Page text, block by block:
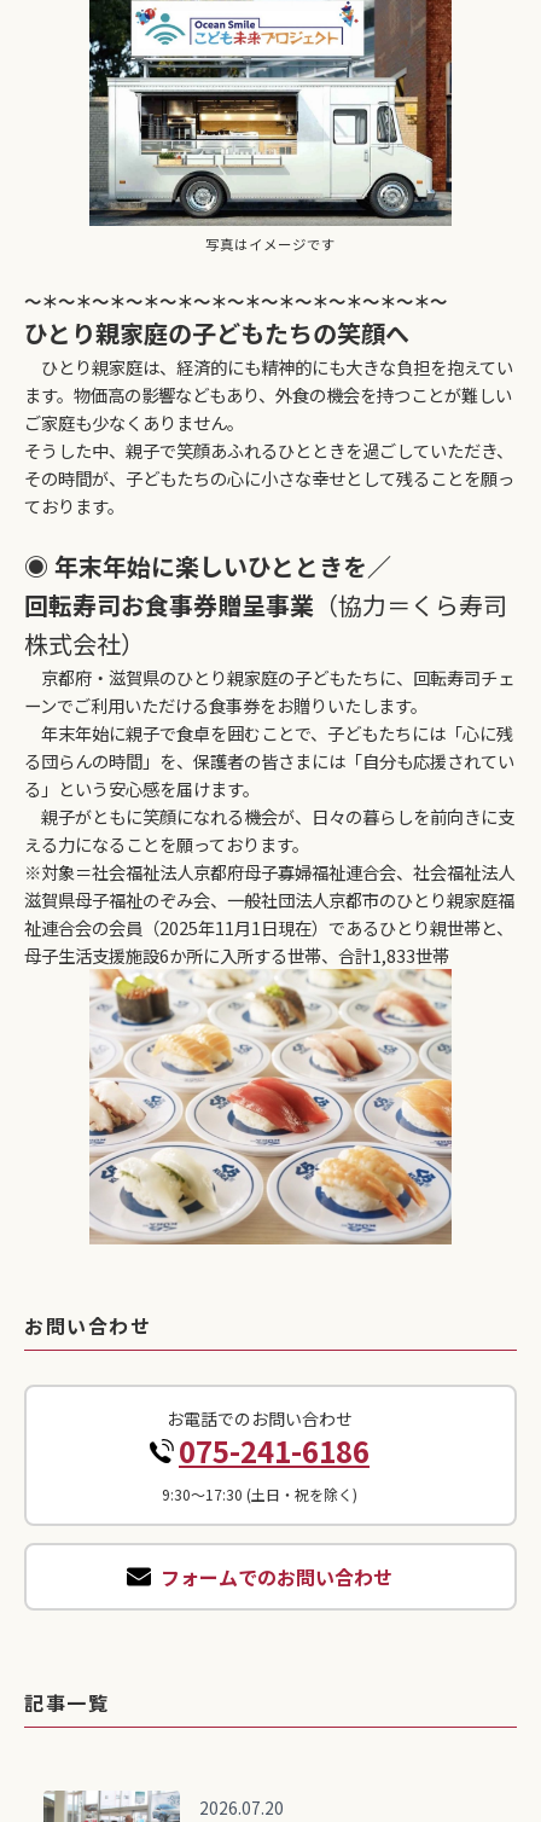
写真はイメージです
～＊～＊～＊～＊～＊～＊～＊～＊～＊～＊～＊～＊～
ひとり親家庭の子どもたちの笑顔へ
ひとり親家庭は、経済的にも精神的にも大きな負担を抱えてい
ます。物価高の影響などもあり、外食の機会を持つことが難しい
ご家庭も少なくありません。
そうした中、親子で笑顔あふれるひとときを過ごしていただき、
その時間が、子どもたちの心に小さな幸せとして残ることを願っ
ております。
◉ 年末年始に楽しいひとときを／
回転寿司お食事券贈呈事業 （協力＝くら寿司
株式会社）
京都府・滋賀県のひとり親家庭の子どもたちに、回転寿司チェ
ーンでご利用いただける食事券をお贈りいたします。
年末年始に親子で食卓を囲むことで、子どもたちには「心に残
る団らんの時間」を、保護者の皆さまには「自分も応援されてい
る」という安心感を届けます。
親子がともに笑顔になれる機会が、日々の暮らしを前向きに支
える力になることを願っております。
※対象＝社会福祉法人京都府母子寡婦福祉連合会、社会福祉法人
滋賀県母子福祉のぞみ会、一般社団法人京都市のひとり親家庭福
祉連合会の会員（2025年11月1日現在）であるひとり親世帯と、
母子生活支援施設6か所に入所する世帯、合計1,833世帯
お問い合わせ
お電話でのお問い合わせ
075-241-6186
9:30〜17:30 (土日・祝を除く)
フォームでのお問い合わせ
記事一覧
2026.07.20